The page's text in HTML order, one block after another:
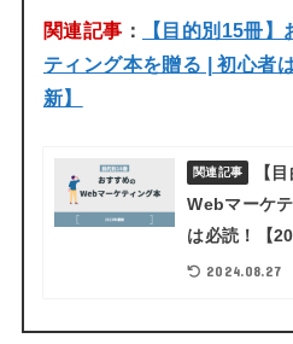
関連記事 ：
【目的別15冊
ティング本を贈る | 初心者
新】
関連記事
【
Webマーケ
は必読！【
2024.08.27